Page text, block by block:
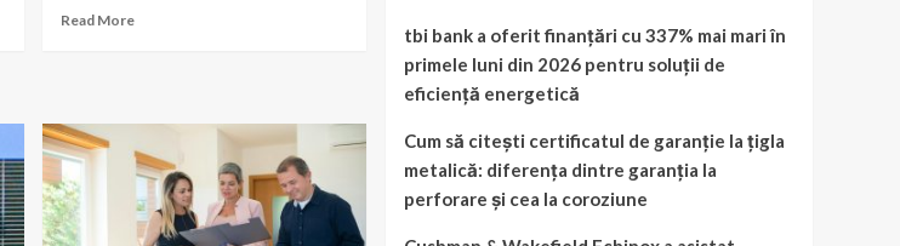
Read More
tbi bank a oferit finanțări cu 337% mai mari în
primele luni din 2026 pentru soluții de
eficiență energetică
Cum să citești certificatul de garanție la țigla
metalică: diferența dintre garanția la
perforare și cea la coroziune